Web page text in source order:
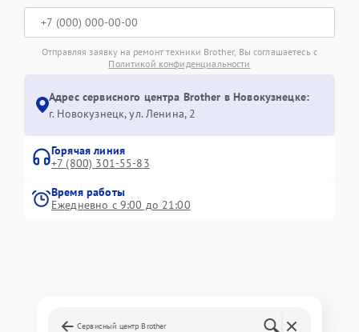
Отправляя заявку на ремонт техники Brother, Вы соглашаетесь с
Политикой конфиденциальности
Адрес сервисного центра Brother в Новокузнецке:
г. Новокузнецк, ул. Ленина, 2
Горячая линия
+7 (800) 301-55-83
Время работы
Ежедневно с 9:00 до 21:00
Сервисный центр Brother